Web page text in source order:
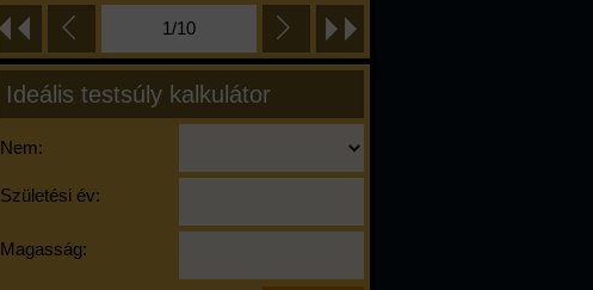
1/10
Ideális testsúly kalkulátor
Nem:
Születési év:
Magasság: